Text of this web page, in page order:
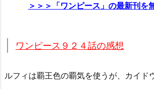
＞＞＞「ワンピース」の最新刊を
ワンピース９２４話の感想
ルフィは覇王色の覇気を使うが、カイド